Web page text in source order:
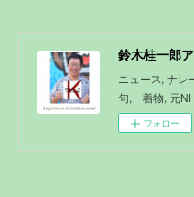
鈴木桂一郎
ニュース, ナ
句, 着物, 元
フォロー